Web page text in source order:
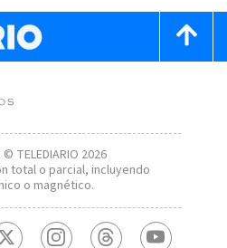
© TELEDIARIO 2026
total o parcial, incluyendo
o magnético.